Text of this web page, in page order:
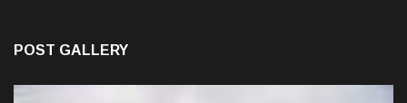
POST GALLERY